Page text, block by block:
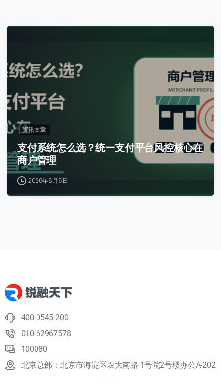
资讯文章
支付系统怎么选？统一支付平台风控核心在
商户管理
2026年8月6日
400-0545-200
010-62967578
100080
北京总部：北京市海淀区农大南路 1号院2号楼办公A-202